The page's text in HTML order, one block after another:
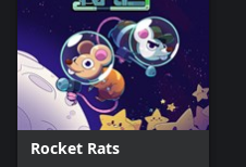
Rocket Rats